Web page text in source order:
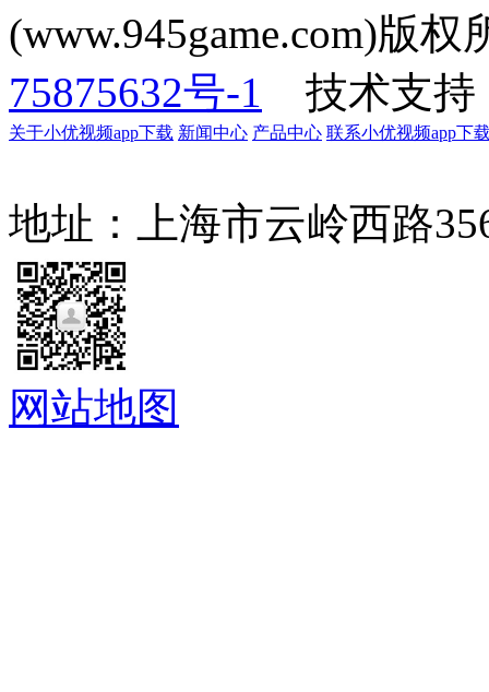
(www.945game.com)版
75875632号-1 技术支持
关于小优视频app下载 新闻中心 产品中心 联系小优视频app下
地址：上海市云岭西路
网站地图